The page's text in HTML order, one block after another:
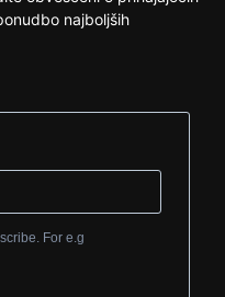
najboljših
For e.g